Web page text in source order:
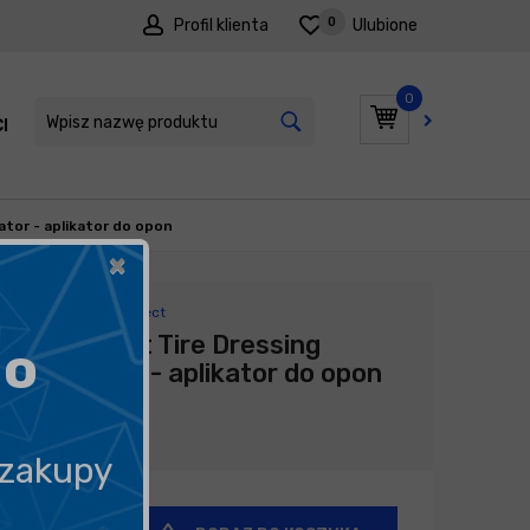
Profil klienta Ulubione
0
0
PROMOCJE
- aplikator do opon
Producent: FX Protect
FX Protect Tire Dressing
Applicator - aplikator do opon
15,90zł
×